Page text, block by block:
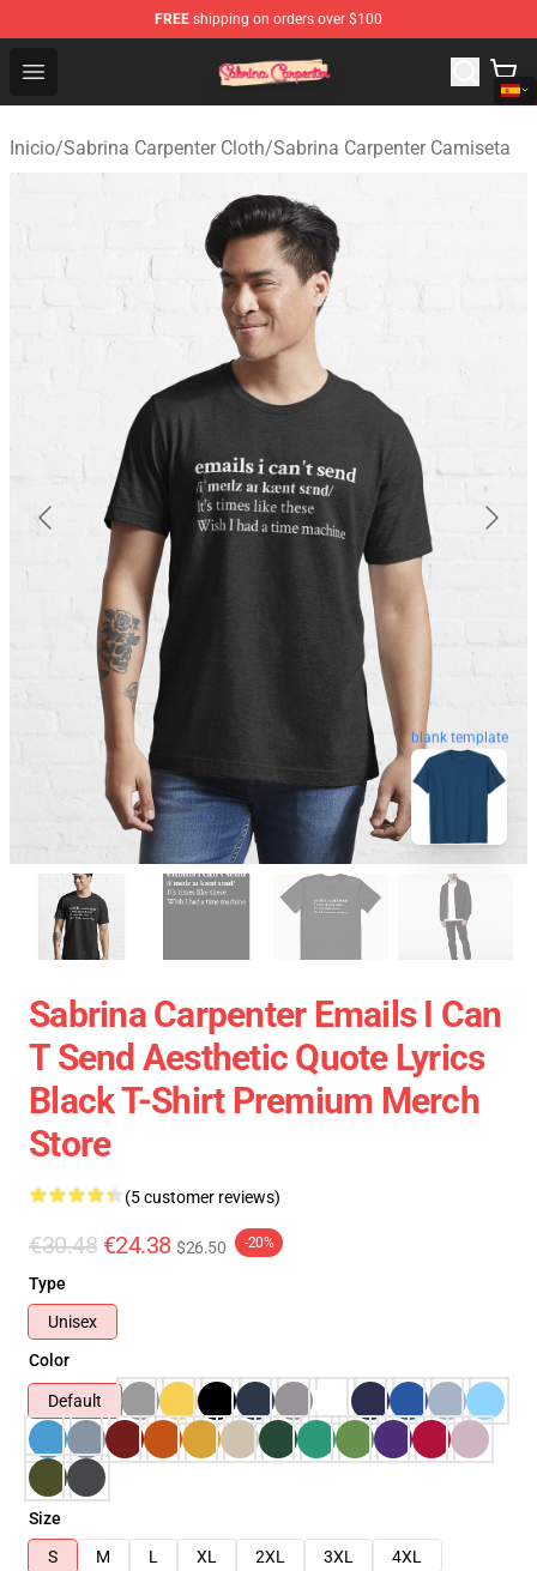
FREE shipping on orders over $100
Open menu
Sabrina Carpenter Shop - Official Sabrina Carpenter
Inicio/Sabrina Carpenter Cloth/Sabrina Carpenter Camiseta
blank template
Sabrina Carpenter Emails I Can
T Send Aesthetic Quote Lyrics
Black T-Shirt Premium Merch
Store
(5 customer reviews)
€30.48 €24.38 $26.50 -20%
Type
Unisex
Color
Default
Size
S
M L XL 2XL 3XL
4XL